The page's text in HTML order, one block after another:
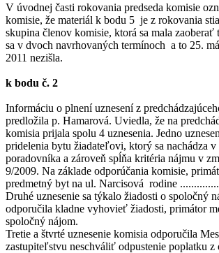
V úvodnej časti rokovania predseda komisie
komisie, že materiál k bodu 5 je z rokovania
skupina členov komisie, ktorá sa mala zaoberať
sa v dvoch navrhovaných termínoch a to 25.
2011 nezišla.
k bodu č. 2
Informáciu o plnení uznesení z
predložila p. Hamarová. Uviedla, že na
komisia prijala spolu 4 uznesenia. Jedno
pridelenia bytu žiadateľovi, ktorý sa nachádza
poradovníka a zároveň spĺňa kritéria nájmu v
9/2009. Na základe odporúčania komisie,
predmetný byt na ul. Narcisová rodine ..............
Druhé uznesenie sa týkalo žiadosti o spoločný
odporučila kladne vyhovieť žiadosti, primátor
spoločný nájom.
Tretie a štvrté uznesenie komisia odporučila
zastupiteľstvu neschváliť odpustenie poplatku z